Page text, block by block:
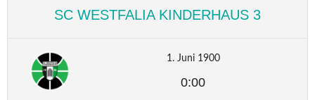
SC WESTFALIA KINDERHAUS 3
1. Juni 1900
0:00